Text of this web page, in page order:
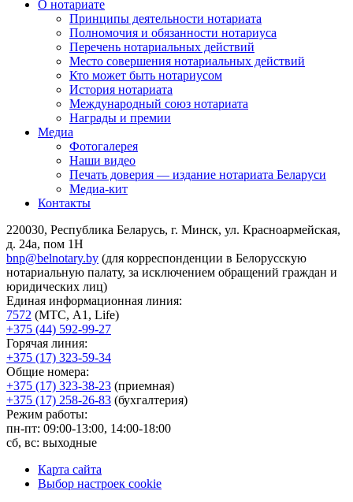
О нотариате
Принципы деятельности нотариата
Полномочия и обязанности нотариуса
Перечень нотариальных действий
Место совершения нотариальных действий
Кто может быть нотариусом
История нотариата
Международный союз нотариата
Награды и премии
Медиа
Фотогалерея
Наши видео
Печать доверия — издание нотариата Беларуси
Медиа-кит
Контакты
220030, Республика Беларусь, г. Минск, ул. Красноармейская,
д. 24а, пом 1Н
bnp@belnotary.by (для корреспонденции в Белорусскую
нотариальную палату, за исключением обращений граждан и
юридических лиц)
Единая информационная линия:
7572 (МТС, A1, Life)
+375 (44) 592-99-27
Горячая линия:
+375 (17) 323-59-34
Общие номера:
+375 (17) 323-38-23 (приемная)
+375 (17) 258-26-83 (бухгалтерия)
Режим работы:
пн-пт: 09:00-13:00, 14:00-18:00
сб, вс: выходные
Карта сайта
Выбор настроек cookie